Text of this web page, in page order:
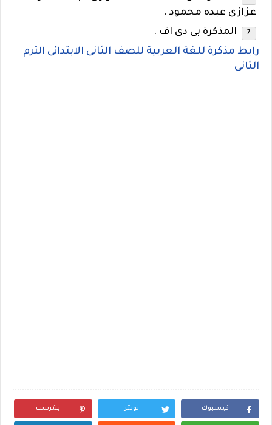
عزازى عبده محمود .
المذكرة بى دى اف .
رابط مذكرة للغة العربية للصف الثانى الابتدائى الترم
الثانى
فيسبوك تويتر بنترست